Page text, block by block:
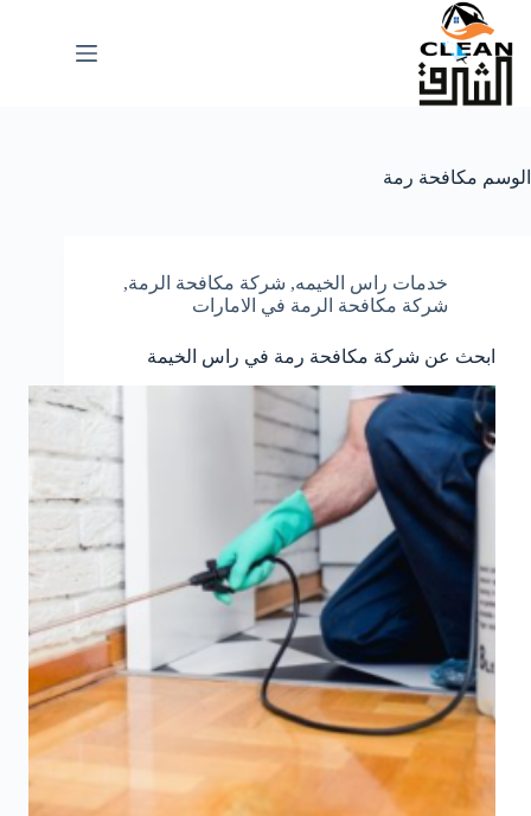
التجاوز
المحتوى
الوسم مكافحة رمة
خدمات راس الخيمه, شركة مكافحة الرمة,
شركة مكافحة الرمة في الامارات
ابحث عن شركة مكافحة رمة في راس الخيمة